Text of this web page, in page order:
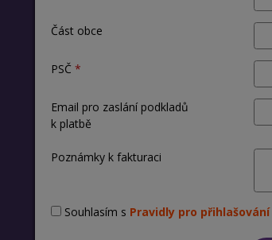
Část obce
PSČ
Email pro zaslání podkladů
k platbě
Poznámky k fakturaci
Souhlasím s Pravidly pro